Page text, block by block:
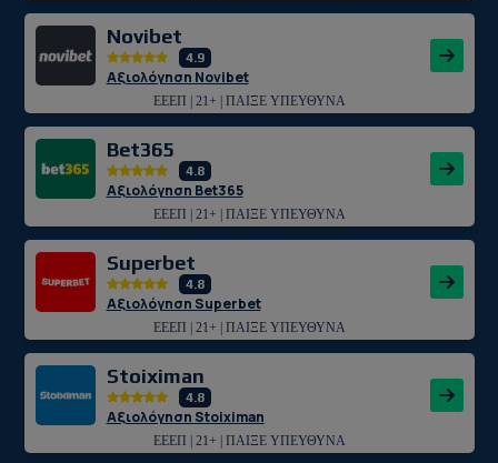
Novibet
4.9
Αξιολόγηση Novibet
ΕΕΕΠ | 21+ | ΠΑΙΞΕ ΥΠΕΥΘΥΝΑ
Bet365
4.8
Αξιολόγηση Bet365
ΕΕΕΠ | 21+ | ΠΑΙΞΕ ΥΠΕΥΘΥΝΑ
Superbet
4.8
Αξιολόγηση Superbet
ΕΕΕΠ | 21+ | ΠΑΙΞΕ ΥΠΕΥΘΥΝΑ
Stoiximan
4.8
Αξιολόγηση Stoiximan
ΕΕΕΠ | 21+ | ΠΑΙΞΕ ΥΠΕΥΘΥΝΑ